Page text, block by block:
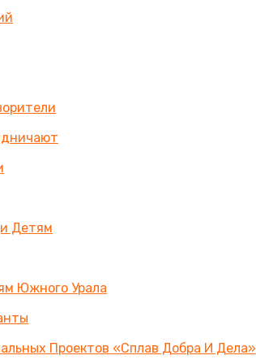
Детям
Южного Урала
Проектов «Сплав Добра И Дела»